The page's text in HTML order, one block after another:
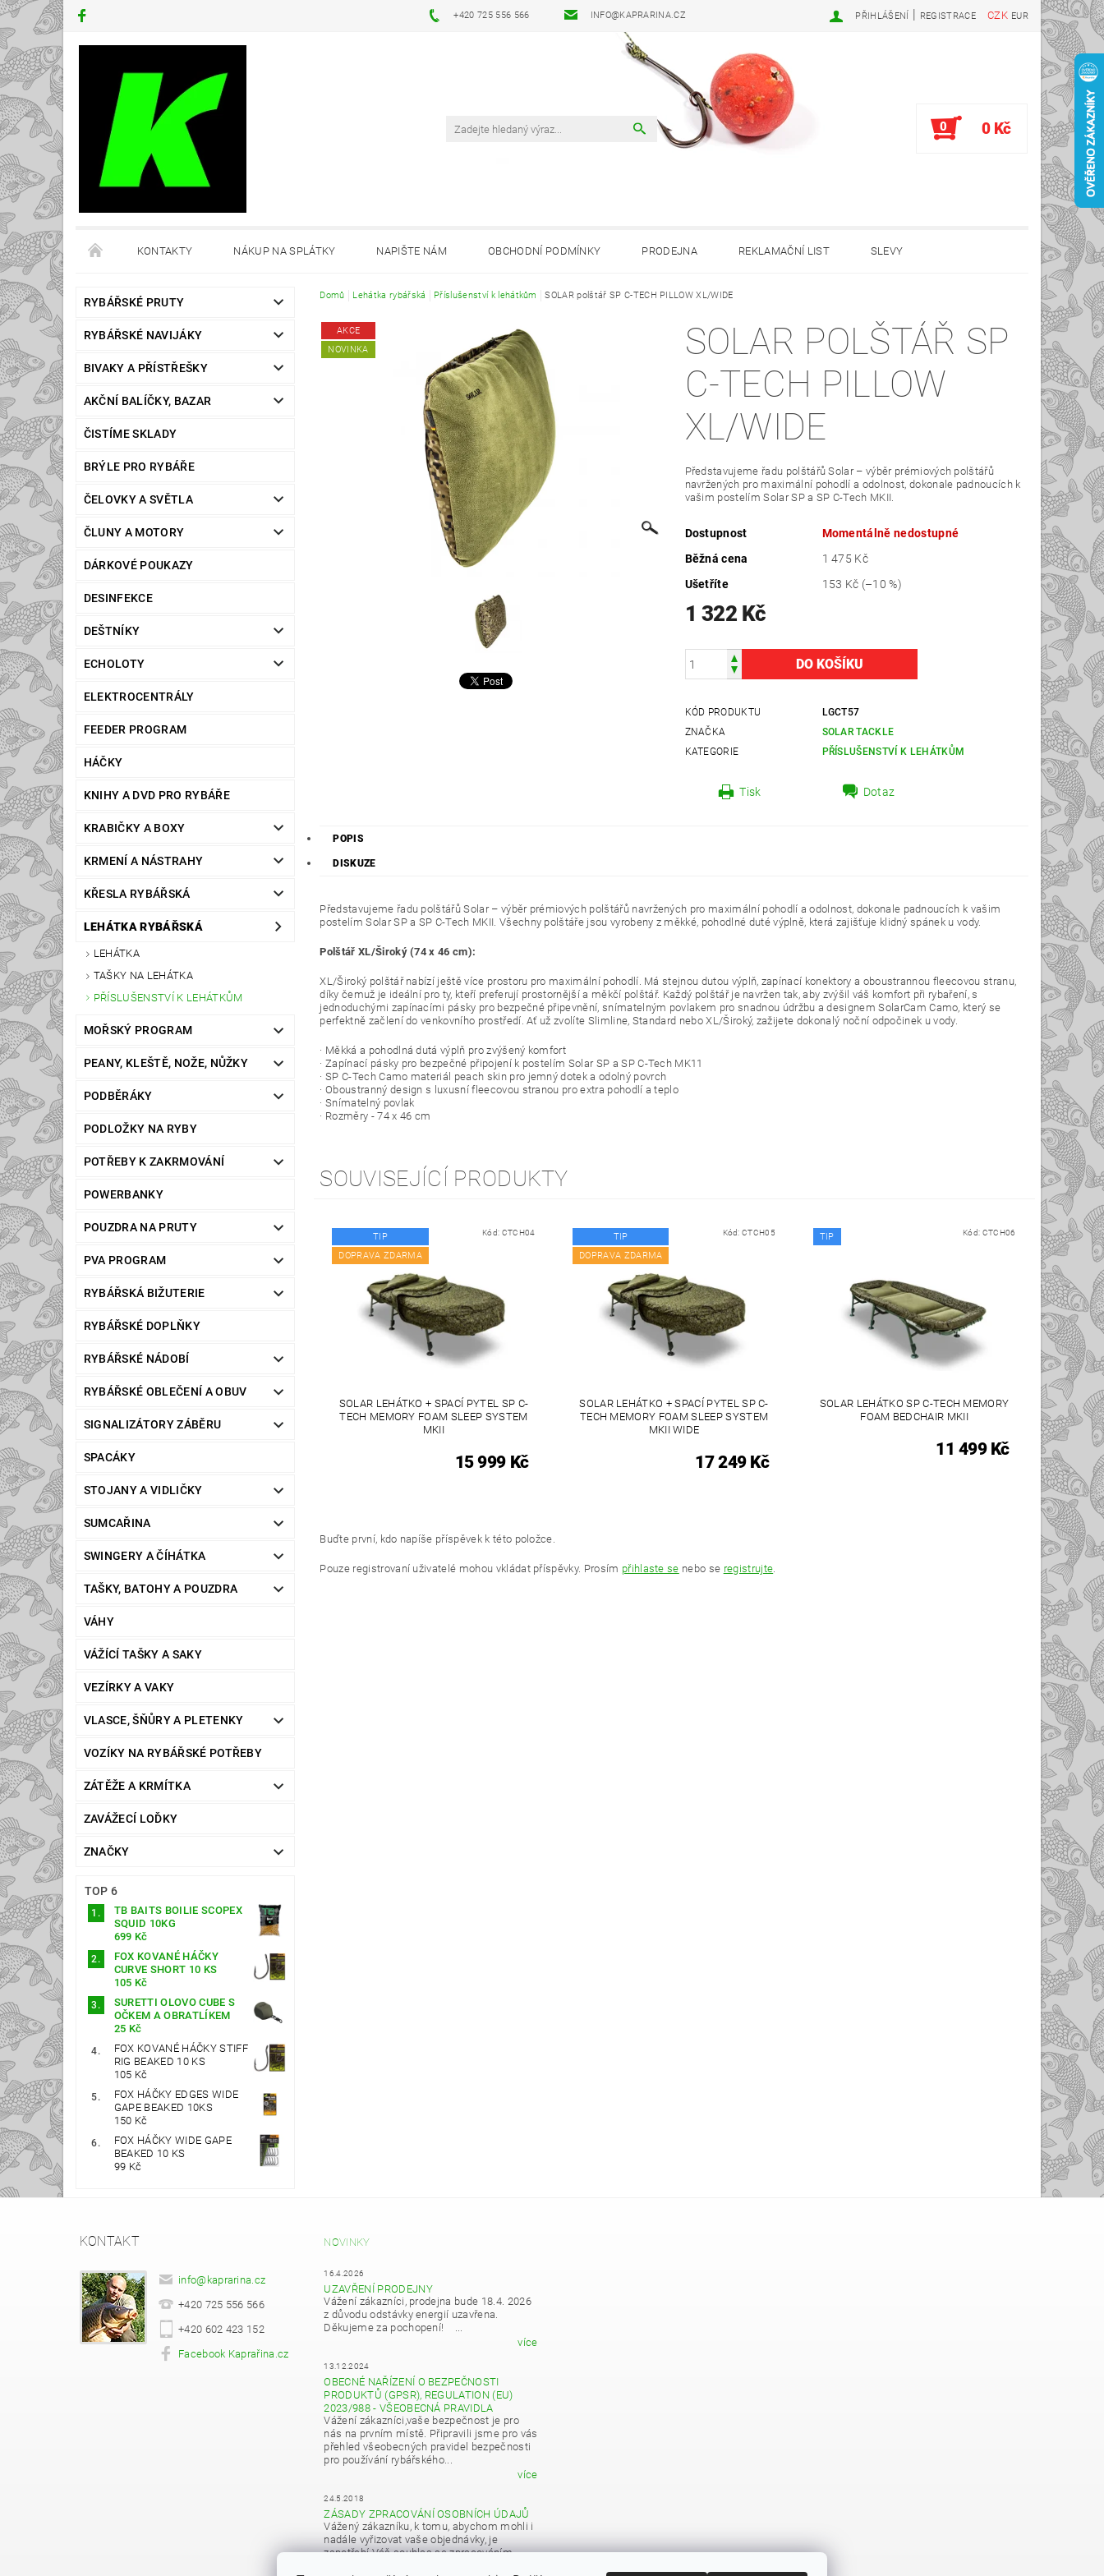
+420 725 556 566 INFO@KAPRARINA.CZ CZK EUR
PŘIHLÁŠENÍ | REGISTRACE
0 0 Kč
KONTAKTY NÁKUP NA SPLÁTKY NAPIŠTE NÁM OBCHODNÍ PODMÍNKY PRODEJNA REKLAMAČNÍ LIST SLEVY
RYBÁŘSKÉ PRUTY
RYBÁŘSKÉ NAVIJÁKY
BIVAKY A PŘÍSTŘEŠKY
AKČNÍ BALÍČKY, BAZAR
ČISTÍME SKLADY
BRÝLE PRO RYBÁŘE
ČELOVKY A SVĚTLA
ČLUNY A MOTORY
DÁRKOVÉ POUKAZY
DESINFEKCE
DEŠTNÍKY
ECHOLOTY
ELEKTROCENTRÁLY
FEEDER PROGRAM
HÁČKY
KNIHY A DVD PRO RYBÁŘE
KRABIČKY A BOXY
KRMENÍ A NÁSTRAHY
KŘESLA RYBÁŘSKÁ
LEHÁTKA RYBÁŘSKÁ
LEHÁTKA
TAŠKY NA LEHÁTKA
PŘÍSLUŠENSTVÍ K LEHÁTKŮM
MOŘSKÝ PROGRAM
PEANY, KLEŠTĚ, NOŽE, NŮŽKY
PODBĚRÁKY
PODLOŽKY NA RYBY
POTŘEBY K ZAKRMOVÁNÍ
POWERBANKY
POUZDRA NA PRUTY
PVA PROGRAM
RYBÁŘSKÁ BIŽUTERIE
RYBÁŘSKÉ DOPLŇKY
RYBÁŘSKÉ NÁDOBÍ
RYBÁŘSKÉ OBLEČENÍ A OBUV
SIGNALIZÁTORY ZÁBĚRU
SPACÁKY
STOJANY A VIDLIČKY
SUMCAŘINA
SWINGERY A ČÍHÁTKA
TAŠKY, BATOHY A POUZDRA
VÁHY
VÁŽÍCÍ TAŠKY A SAKY
VEZÍRKY A VAKY
VLASCE, ŠŇŮRY A PLETENKY
VOZÍKY NA RYBÁŘSKÉ POTŘEBY
ZÁTĚŽE A KRMÍTKA
ZAVÁŽECÍ LOĎKY
ZNAČKY
TOP 6
TB BAITS BOILIE SCOPEX
SQUID 10KG
699 Kč
FOX KOVANÉ HÁČKY
CURVE SHORT 10 KS
105 Kč
SURETTI OLOVO CUBE S
OČKEM A OBRATLÍKEM
25 Kč
FOX KOVANÉ HÁČKY STIFF
RIG BEAKED 10 KS
105 Kč
FOX HÁČKY EDGES WIDE
GAPE BEAKED 10KS
150 Kč
FOX HÁČKY WIDE GAPE
BEAKED 10 KS
99 Kč
Domů Lehátka rybářská Příslušenství k lehátkům SOLAR polštář SP C-TECH PILLOW XL/WIDE
AKCE
NOVINKA
SOLAR POLŠTÁŘ SP
C-TECH PILLOW
XL/WIDE
Představujeme řadu polštářů Solar – výběr prémiových polštářů
navržených pro maximální pohodlí a odolnost, dokonale padnoucích k
vašim postelím Solar SP a SP C-Tech MKII.
Dostupnost
Momentálně nedostupné
Běžná cena
1 475 Kč
Ušetříte
153 Kč (–10 %)
1 322 Kč
KÓD PRODUKTU
LGCT57
ZNAČKA
SOLAR TACKLE
KATEGORIE
PŘÍSLUŠENSTVÍ K LEHÁTKŮM
Tisk Dotaz
POPIS
DISKUZE
Představujeme řadu polštářů Solar – výběr prémiových polštářů navržených pro maximální pohodlí a odolnost, dokonale padnoucích k vašim
postelím Solar SP a SP C-Tech MKII. Všechny polštáře jsou vyrobeny z měkké, pohodlné duté výplně, která zajišťuje klidný spánek u vody.
Polštář XL/Široký (74 x 46 cm):
XL/Široký polštář nabízí ještě více prostoru pro maximální pohodlí. Má stejnou dutou výplň, zapínací konektory a oboustrannou fleecovou stranu,
díky čemuž je ideální pro ty, kteří preferují prostornější a měkčí polštář. Každý polštář je navržen tak, aby zvýšil váš komfort při rybaření, s
jednoduchými zapínacími pásky pro bezpečné připevnění, snímatelným povlakem pro snadnou údržbu a designem SolarCam Camo, který se
perfektně začlení do venkovního prostředí. Ať už zvolíte Slimline, Standard nebo XL/Široký, zažijete dokonalý noční odpočinek u vody.
· Měkká a pohodlná dutá výplň pro zvýšený komfort
· Zapínací pásky pro bezpečné připojení k postelím Solar SP a SP C-Tech MK11
· SP C-Tech Camo materiál peach skin pro jemný dotek a odolný povrch
· Oboustranný design s luxusní fleecovou stranou pro extra pohodlí a teplo
· Snímatelný povlak
· Rozměry - 74 x 46 cm
SOUVISEJÍCÍ PRODUKTY
TIP
DOPRAVA ZDARMA
Kód: CTCH04
SOLAR LEHÁTKO + SPACÍ PYTEL SP C-
TECH MEMORY FOAM SLEEP SYSTEM
MKII
15 999 Kč
TIP
DOPRAVA ZDARMA
Kód:CTCH05
SOLAR LEHÁTKO + SPACÍ PYTEL SP C-
TECH MEMORY FOAM SLEEP SYSTEM
MKII WIDE
17 249 Kč
TIP Kód: CTCH06
SOLAR LEHÁTKO SP C-TECH MEMORY
FOAM BEDCHAIR MKII
11 499 Kč
Buďte první, kdo napíše příspěvek k této položce.
Pouze registrovaní uživatelé mohou vkládat příspěvky. Prosím přihlaste se nebo se registrujte
KONTAKT
info@kaprarina.cz
+420 725 556 566
+420 602 423 152
Facebook Kaprařina.cz
NOVINKY
16.4.2026
UZAVŘENÍ PRODEJNY
Vážení zákazníci, prodejna bude 18.4. 2026
z důvodu odstávky energií uzavřena.
Děkujeme za pochopení! ...
více
13.12.2024
OBECNÉ NAŘÍZENÍ O BEZPEČNOSTI
PRODUKTŮ (GPSR), REGULATION (EU)
2023/988 - VŠEOBECNÁ PRAVIDLA
Vážení zákazníci,vaše bezpečnost je pro
nás na prvním místě. Připravili jsme pro vás
přehled všeobecných pravidel bezpečnosti
pro používání rybářského...
více
24.5.2018
ZÁSADY ZPRACOVÁNÍ OSOBNÍCH ÚDAJŮ
Vážený zákazníku, k tomu, abychom mohli i
nadále vyřizovat vaše objednávky, je
zapotřebí Váš souhlas se zpracováním